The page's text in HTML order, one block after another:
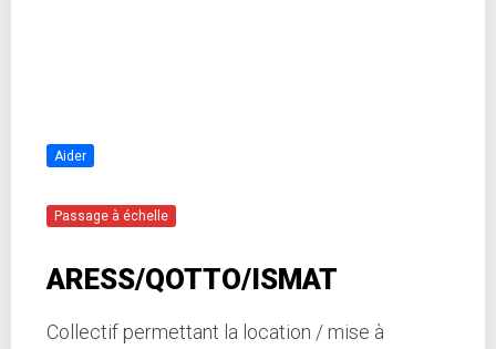
Aider
Passage à échelle
ARESS/QOTTO/ISMAT
Collectif permettant la location / mise à